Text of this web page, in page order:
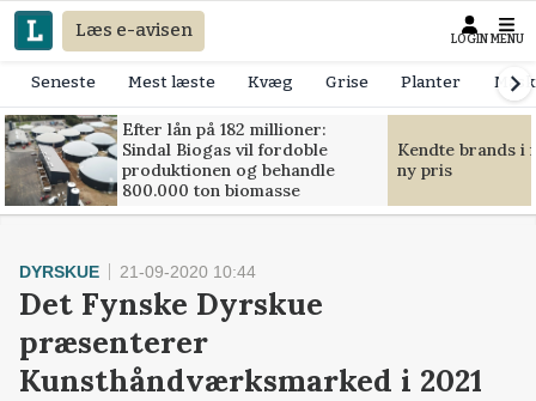
Læs e-avisen LOGIN MENU
Seneste Mest læste Kvæg Grise Planter
Efter lån på 182 millioner:
Sindal Biogas vil fordoble
produktionen og behandle
800.000 ton biomasse
Kendte brands i
ny pris
DYRSKUE 21-09-2020 10:44
Det Fynske Dyrskue
præsenterer
Kunsthåndværksmarked i 2021